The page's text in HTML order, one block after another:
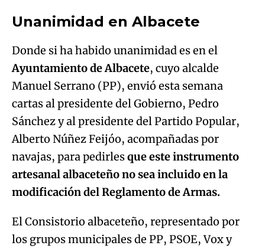
Unanimidad en Albacete
Donde si ha habido unanimidad es en el
Ayuntamiento de Albacete, cuyo alcalde
Manuel Serrano (PP), envió esta semana
cartas al presidente del Gobierno, Pedro
Sánchez y al presidente del Partido Popular,
Alberto Núñez Feijóo, acompañadas por
navajas, para pedirlesque este instrumento
artesanal albaceteño no sea incluido en la
modificación del Reglamento de Armas.
El Consistorio albaceteño, representado por
los grupos municipales de PP, PSOE, Vox y